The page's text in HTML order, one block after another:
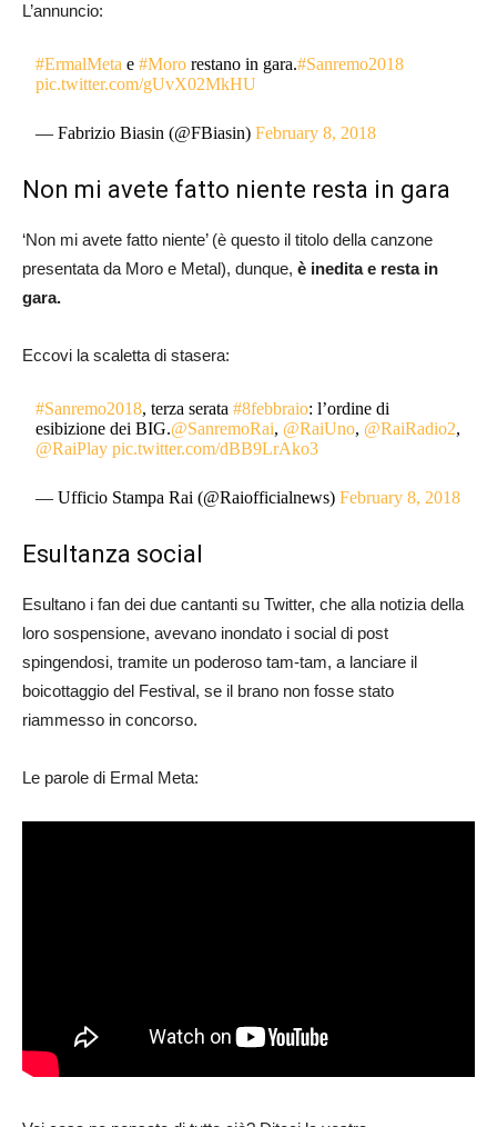
L’annuncio:
#ErmalMeta e#Moro restano in gara.#Sanremo2018
pic.twitter.com/gUvX02MkHU
— Fabrizio Biasin (@FBiasin)February 8, 2018
Non mi avete fatto niente resta in gara
‘Non mi avete fatto niente’ (è questo il titolo della canzone
presentata da Moro e Metal), dunque, è inedita e resta in
gara.
Eccovi la scaletta di stasera:
#Sanremo2018, terza serata#8febbraio: l’ordine di
esibizione dei BIG.@SanremoRai, @RaiUno, @RaiRadio2,
@RaiPlay pic.twitter.com/dBB9LrAko3
— Ufficio Stampa Rai (@Raiofficialnews)February 8, 2018
Esultanza social
Esultano i fan dei due cantanti su Twitter, che alla notizia della
loro sospensione, avevano inondato i social di post
spingendosi, tramite un poderoso tam-tam, a lanciare il
boicottaggio del Festival, se il brano non fosse stato
riammesso in concorso.
Le parole di Ermal Meta: